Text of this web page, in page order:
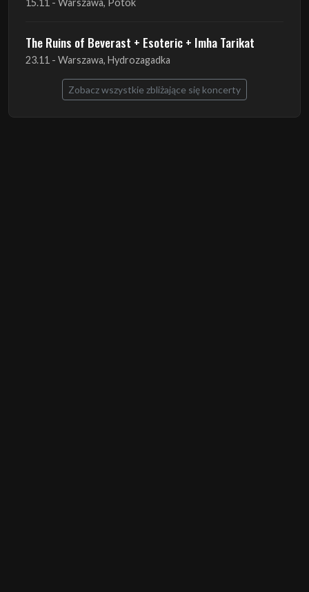
The Ruins of Beverast + Esoteric + Imha Tarikat
23.11 - Warszawa, Hydrozagadka
Zobacz wszystkie zbliżające się koncerty